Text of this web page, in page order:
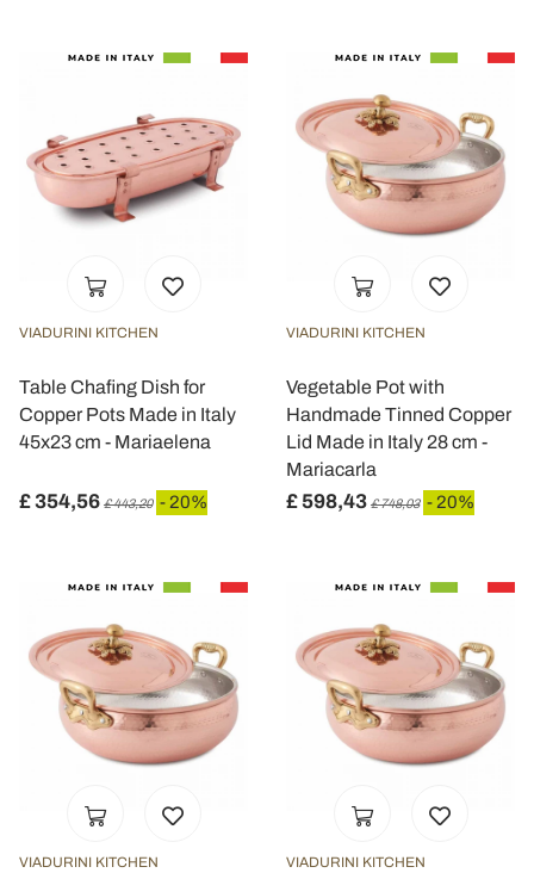
VIADURINI KITCHEN
Table Chafing Dish for
Copper Pots Made in Italy
45x23 cm - Mariaelena
£ 354,56 £ 443,20 - 20%
VIADURINI KITCHEN
Vegetable Pot with
Handmade Tinned Copper
Lid Made in Italy 28 cm -
Mariacarla
£ 598,43 £ 748,03 - 20%
VIADURINI KITCHEN VIADURINI KITCHEN